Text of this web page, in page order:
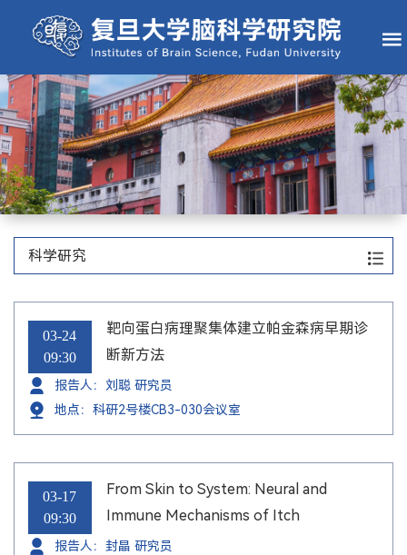
科学研究
03-24
09:30
靶向蛋白病理聚集体建立帕金森病早期诊
断新方法
报告人：刘聪 研究员
地点：科研2号楼CB3-030会议室
03-17
09:30
From Skin to System: Neural and
Immune Mechanisms of Itch
报告人：封晶 研究员